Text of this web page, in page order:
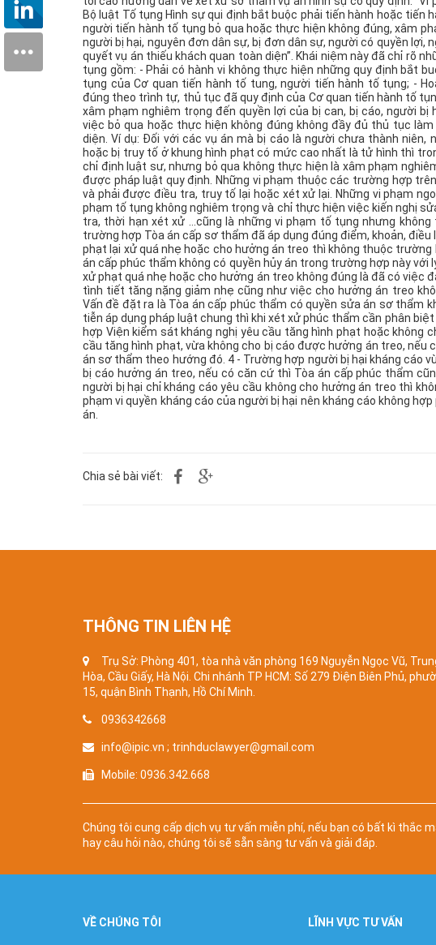
Bộ luật Tố tụng Hình sự qui định bắt buộc phải tiến hành hoặc tiến
người tiến hành tố tụng bỏ qua hoặc thực hiện không đúng, xâm
người bị hại, nguyên đơn dân sự, bị đơn dân sự, người có quyền lợi,
quyết vụ án thiếu khách quan toàn diện”. Khái niệm này đã chỉ rõ
tụng gồm: - Phải có hành vi không thực hiện những quy định bắt
tụng của Cơ quan tiến hành tố tung, người tiến hành tố tụng; -
đúng theo trình tự, thủ tục đã quy định của Cơ quan tiến hành tố
xâm phạm nghiêm trọng đến quyền lợi của bị can, bị cáo, người bị
việc bỏ qua hoặc thực hiện không đúng không đầy đủ thủ tục
diện. Ví dụ: Đối với các vụ án mà bị cáo là người chưa thành
hoặc bị truy tố ở khung hình phạt có mức cao nhất là tử hình thì
chỉ định luật sư, nhưng bỏ qua không thực hiện là xâm phạm
được pháp luật quy định. Những vi phạm thuộc các trường hợp
và phải được điều tra, truy tố lại hoặc xét xử lại. Những vi phạm
phạm tố tụng không nghiêm trọng và chỉ thực hiện việc kiến nghị
tra, thời hạn xét xử …cũng là những vi phạm tố tụng nhưng
trường hợp Tòa án cấp sơ thẩm đã áp dụng đúng điểm, khoản,
phạt lại xử quá nhẹ hoặc cho hưởng án treo thì không thuộc
án cấp phúc thẩm không có quyền hủy án trong trường hợp này với
xử phạt quá nhẹ hoặc cho hưởng án treo không đúng là đã có việc
tình tiết tăng nặng giảm nhẹ cũng như việc cho hưởng án treo
Vấn đề đặt ra là Tòa án cấp phúc thẩm có quyền sửa án sơ thẩm
tiễn áp dụng pháp luật chung thì khi xét xử phúc thẩm cần phân
hợp Viện kiểm sát kháng nghị yêu cầu tăng hình phạt hoặc không
cầu tăng hình phạt, vừa không cho bị cáo được hưởng án treo, nếu
án sơ thẩm theo hướng đó. 4 - Trường hợp người bị hại kháng cáo
bị cáo hưởng án treo, nếu có căn cứ thì Tòa án cấp phúc thẩm
người bị hại chỉ kháng cáo yêu cầu không cho hưởng án treo thì
phạm vi quyền kháng cáo của người bị hại nên kháng cáo không
án.
Chia sẻ bài viết:
THÔNG TIN LIÊN HỆ
Trụ Sở: Phòng 401, tòa nhà văn phòng 169 Nguyễn Ngọc Vũ,
Hòa, Cầu Giấy, Hà Nội. Chi nhánh TP HCM: Số 279 Điện Biên Phủ,
15, quận Bình Thạnh, Hồ Chí Minh.
0936342668
info@ipic.vn ; trinhduclawyer@gmail.com
Mobile: 0936.342.668
Chúng tôi cung cấp dịch vụ tư vấn miễn phí, nếu bạn có bất kì thắc
hay câu hỏi nào, chúng tôi sẽ sẵn sàng tư vấn và giải đáp.
VỀ CHÚNG TÔI LĨNH VỰC TƯ VẤN